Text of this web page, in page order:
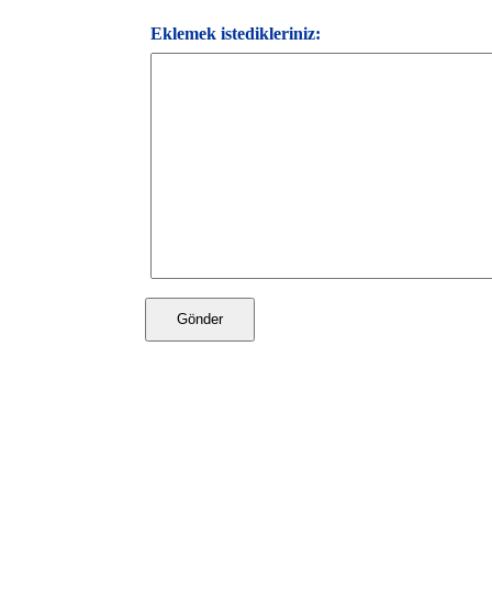
Eklemek istedikleriniz: